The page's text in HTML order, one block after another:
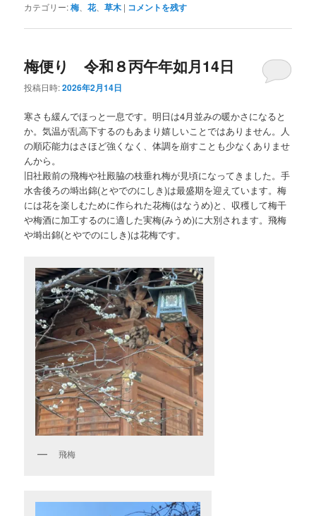
カテゴリー:梅 、花、草木 | コメントを残す
梅便り 令和８丙午年如月14日
投稿日時:2026年2月14日
寒さも緩んでほっと一息です。明日は4月並みの暖かさになると
か。気温が乱高下するのもあまり嬉しいことではありません。人
の順応能力はさほど強くなく、体調を崩すことも少なくありませ
んから。
旧社殿前の飛梅や社殿脇の枝垂れ梅が見頃になってきました。手
水舎後ろの塒出錦(とやでのにしき)は最盛期を迎えています。梅
には花を楽しむために作られた花梅(はなうめ)と、収穫して梅干
や梅酒に加工するのに適した実梅(みうめ)に大別されます。飛梅
や塒出錦(とやでのにしき)は花梅です。
飛梅